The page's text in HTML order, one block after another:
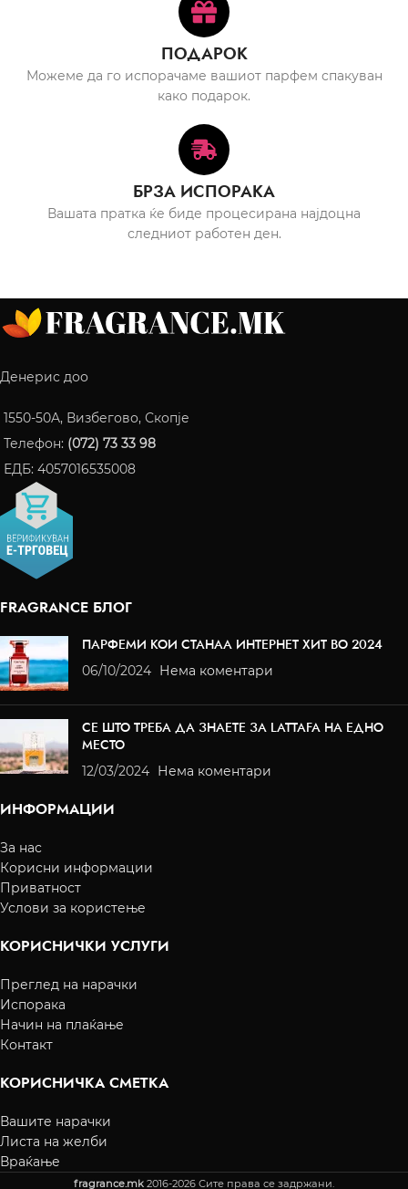
ПОДАРОК
Можеме да го испорачаме вашиот парфем спакуван
како подарок.
БРЗА ИСПОРАКА
Вашата пратка ќе биде процесирана најдоцна
следниот работен ден.
Денерис доо
1550-50A, Визбегово, Скопје
Телефон: (072) 73 33 98
ЕДБ: 4057016535008
FRAGRANCE БЛОГ
ПАРФЕМИ КОИ СТАНАА ИНТЕРНЕТ ХИТ ВО 2024
06/10/2024 Нема коментари
СЕ ШТО ТРЕБА ДА ЗНАЕТЕ ЗА LATTAFA НА ЕДНО
МЕСТО
12/03/2024 Нема коментари
ИНФОРМАЦИИ
За нас
Корисни информации
Приватност
Услови за користење
КОРИСНИЧКИ УСЛУГИ
Преглед на нарачки
Испорака
Начин на плаќање
Контакт
КОРИСНИЧКА СМЕТКА
Вашите нарачки
Листа на желби
Враќање
fragrance.mk 2016-2026 Сите права се задржани.